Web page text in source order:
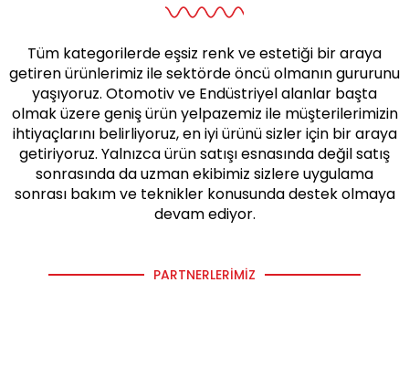
Tüm kategorilerde eşsiz renk ve estetiği bir araya
getiren ürünlerimiz ile sektörde öncü olmanın gururunu
yaşıyoruz. Otomotiv ve Endüstriyel alanlar başta
olmak üzere geniş ürün yelpazemiz ile müşterilerimizin
ihtiyaçlarını belirliyoruz, en iyi ürünü sizler için bir araya
getiriyoruz. Yalnızca ürün satışı esnasında değil satış
sonrasında da uzman ekibimiz sizlere uygulama
sonrası bakım ve teknikler konusunda destek olmaya
devam ediyor.
PARTNERLERIMIZ